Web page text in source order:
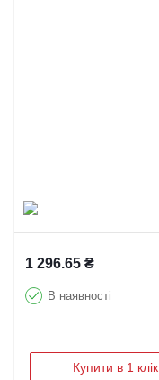
1 296.65 ₴
В наявності
Купити в 1 клік